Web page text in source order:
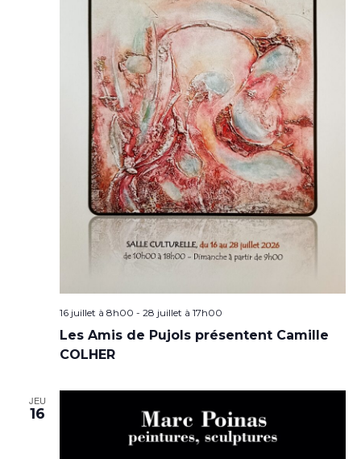
16 juillet à 8h00 - 28 juillet à 17h00
Les Amis de Pujols présentent Camille
COLHER
JEU
16